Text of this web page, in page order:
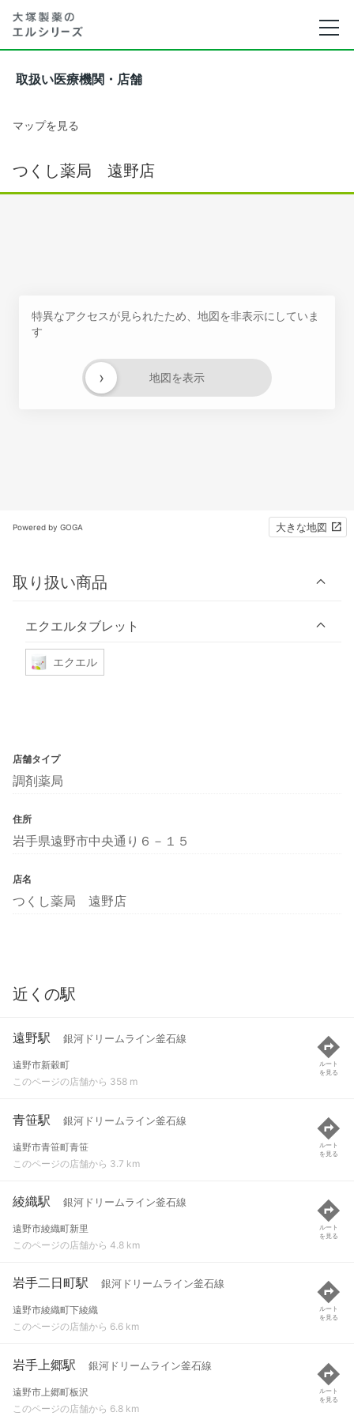
取扱い医療機関・店舗
マップを見る
つくし薬局 遠野店
特異なアクセスが見られたため、地図を非表示にしていま
す
地図を表示
›
Powered by GOGA 大きな地図
取り扱い商品
エクエルタブレット
エクエル
店舗タイプ
調剤薬局
住所
岩手県遠野市中央通り６－１５
店名
つくし薬局 遠野店
近くの駅
遠野駅 銀河ドリームライン釜石線
遠野市新穀町
このページの店舗から 358 m
ルート
を見る
青笹駅 銀河ドリームライン釜石線
遠野市青笹町青笹
このページの店舗から 3.7 km
ルート
を見る
綾織駅 銀河ドリームライン釜石線
遠野市綾織町新里
このページの店舗から 4.8 km
ルート
を見る
岩手二日町駅 銀河ドリームライン釜石線
遠野市綾織町下綾織
このページの店舗から 6.6 km
ルート
を見る
岩手上郷駅 銀河ドリームライン釜石線
遠野市上郷町板沢
このページの店舗から 6.8 km
ルート
を見る